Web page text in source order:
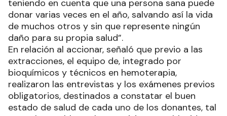
teniendo en cuenta que una persona sana puede
donar varias veces en el año, salvando así la vida
de muchos otros y sin que represente ningún
daño para su propia salud”.
En relación al accionar, señaló que previo a las
extracciones, el equipo de, integrado por
bioquímicos y técnicos en hemoterapia,
realizaron las entrevistas y los exámenes previos
obligatorios, destinados a constatar el buen
estado de salud de cada uno de los donantes, tal